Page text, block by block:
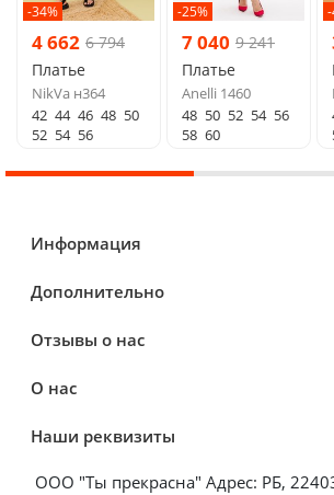
-34%
4 662 6 794
Платье
NikVa н364
42 44 46 48 50
52 54 56
-25%
7 040 9 241
Платье
Anelli 1460
48 50 52 54 56
58 60
Информация
Дополнительно
Отзывы о нас
О нас
Наши реквизиты
ООО "Ты прекрасна" Адрес: РБ,